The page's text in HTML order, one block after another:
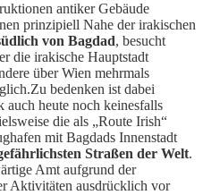
antiker Gebäude
prinzipiell Nahe der irakischen
von Bagdad, besucht
die irakische Hauptstadt
über Wien mehrmals
bedenken ist dabei
auch heute noch keinesfalls
die als „Route Irish“
mit Bagdads Innenstadt
Straßen der Welt.
Amt aufgrund der
Aktivitäten ausdrücklich vor